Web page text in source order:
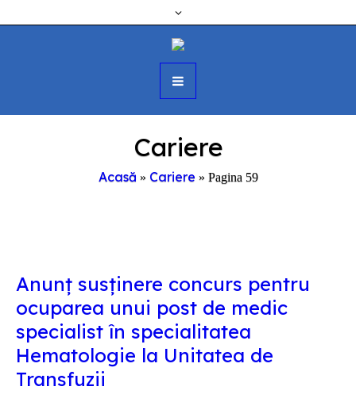
Cariere
Acasă » Cariere » Pagina 59
Anunț susținere concurs pentru
ocuparea unui post de medic
specialist în specialitatea
Hematologie la Unitatea de
Transfuzii